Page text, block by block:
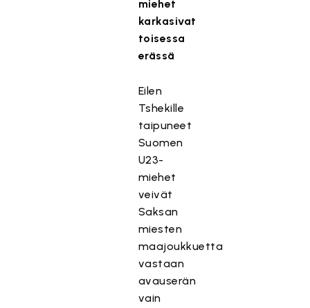
miehet
karkasivat
toisessa
erässä
Eilen
Tshekille
taipuneet
Suomen
U23-
miehet
veivät
Saksan
miesten
maajoukkuetta
vastaan
avauserän
vain